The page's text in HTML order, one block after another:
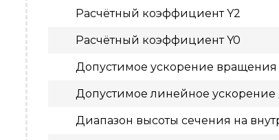
Расчётный коэффициент Y2
Расчётный коэффициент Y0
Допустимое ускорение
Допустимое линейное
Диапазон высоты сечения на